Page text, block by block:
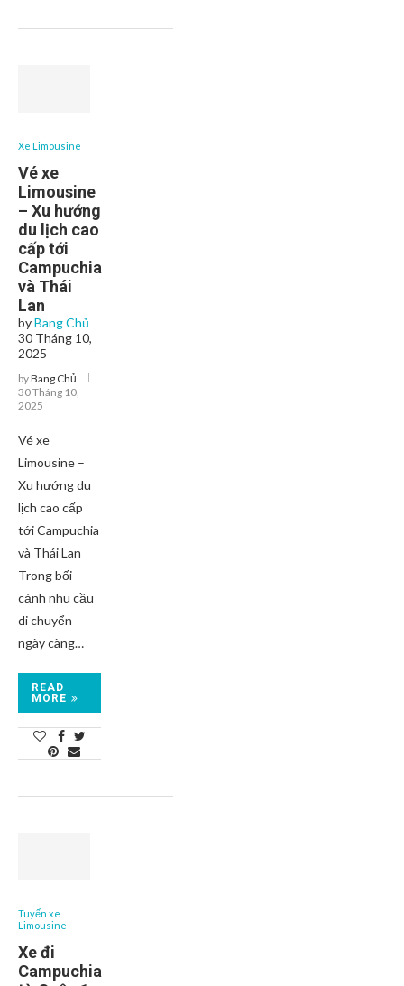
Xe Limousine
Vé xe
Limousine
– Xu hướng
du lịch cao
cấp tới
Campuchia
và Thái
Lan
byBang Chủ
30 Tháng 10,
2025
byBang Chủ
30 Tháng 10,
2025
Vé xe
Limousine –
Xu hướng du
lịch cao cấp
tới Campuchia
và Thái Lan
Trong bối
cảnh nhu cầu
di chuyển
ngày càng…
READ
MORE
Tuyến xe
Limousine
Xe đi
Campuchia